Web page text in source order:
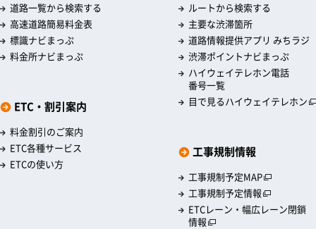
道路一覧から検索する
高速道路簡易料金表
標識ナビまっぷ
料金所ナビまっぷ
ETC・割引案内
料金割引のご案内
ETC各種サービス
ETCの使い方
ルートから検索する
主要な渋滞箇所
道路情報提供アプリ みちラジ
渋滞ポイントナビまっぷ
ハイウェイテレホン電話
番号一覧
目で見るハイウェイテレホン
工事規制情報
工事規制予定MAP
工事規制予定情報
ETCレーン・幅広レーン閉鎖
情報